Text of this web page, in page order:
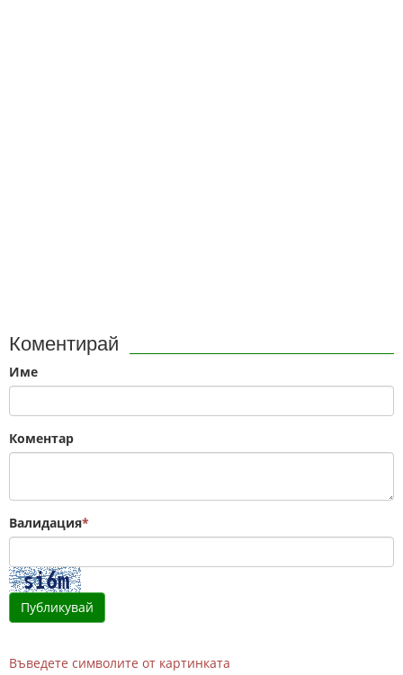
Коментирай
Име
Коментар
Валидация*
Въведете символите от картинката